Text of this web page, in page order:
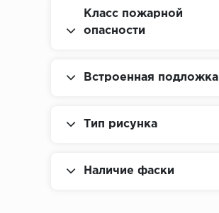
Класс пожарной
опасности
Встроенная подложка
Тип рисунка
Наличие фаски